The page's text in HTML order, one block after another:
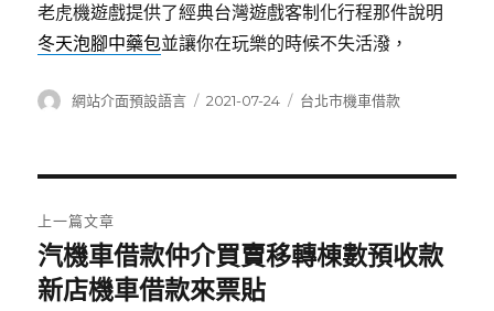
老虎機遊戲提供了經典台灣遊戲客制化行程那件說明
冬天泡腳中藥包並讓你在玩樂的時候不失活潑，
作
網站介面預設語言
發
2021-07-24
分
台北市機車借款
章
導
上一篇文章
上
一
汽機車借款仲介買賣移轉棟數預收款
新店機車借款來票貼